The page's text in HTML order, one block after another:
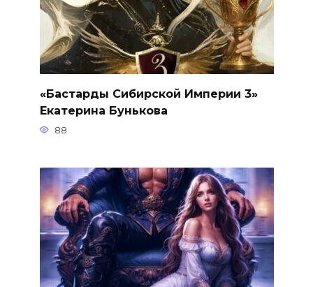
«Бастарды Сибирской Империи 3»
Екатерина Бунькова
88